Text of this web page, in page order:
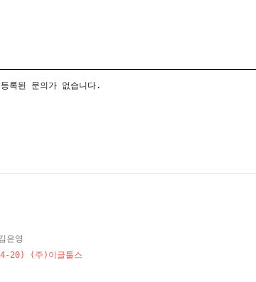
등록된 문의가 없습니다.
은영
20) (주)이글툴스